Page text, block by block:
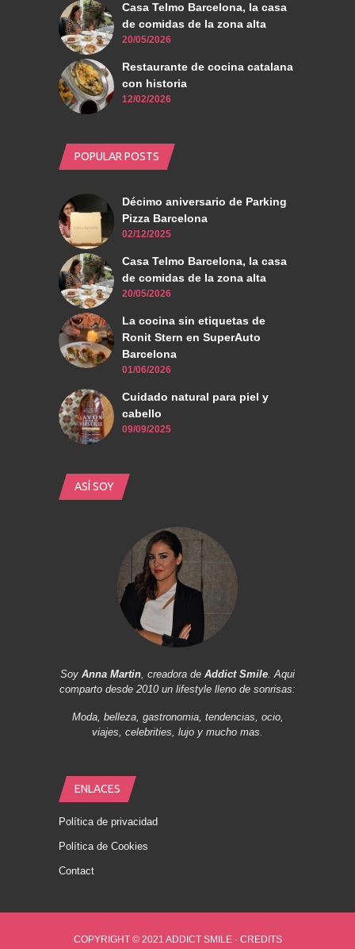
Casa Telmo Barcelona, la casa
de comidas de la zona alta
20/05/2026
Restaurante de cocina catalana
con historia
12/02/2026
POPULAR POSTS
Décimo aniversario de Parking
Pizza Barcelona
02/12/2025
Casa Telmo Barcelona, la casa
de comidas de la zona alta
20/05/2026
La cocina sin etiquetas de
Ronit Stern en SuperAuto
Barcelona
01/06/2026
Cuidado natural para piel y
cabello
09/09/2025
ASÍ SOY
Soy Anna Martin, creadora de Addict Smile. Aqui
comparto desde 2010 un lifestyle lleno de sonrisas:
Moda, belleza, gastronomia, tendencias, ocio,
viajes, celebrities, lujo y mucho mas.
ENLACES
Política de privacidad
Política de Cookies
Contact
COPYRIGHT © 2021 ADDICT SMILE · CREDITS